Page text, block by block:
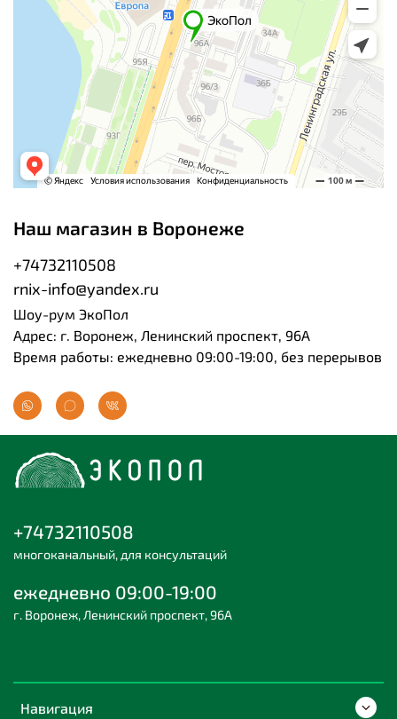
Наш магазин в Воронеже
+74732110508
rnix-info@yandex.ru
Шоу-рум ЭкоПол
Адрес: г. Воронеж, Ленинский проспект, 96А
Время работы: ежедневно 09:00-19:00, без перерывов
Навигация
+74732110508
многоканальный, для консультаций
ежедневно 09:00-19:00
г. Воронеж, Ленинский проспект, 96А